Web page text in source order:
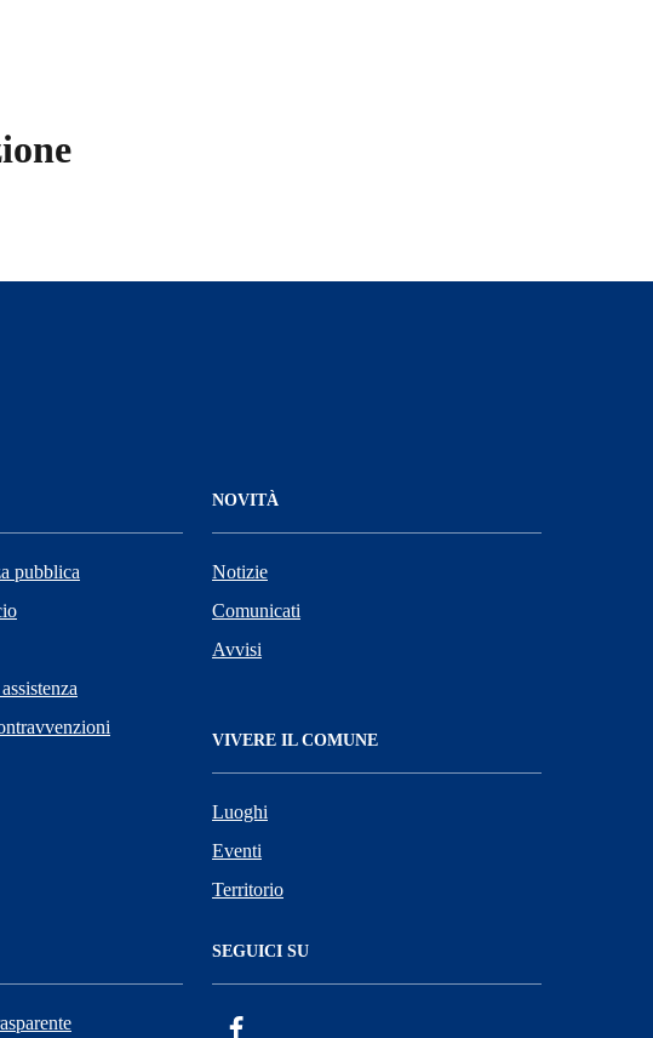
pubblica
NOVITÀ
Notizie
Comunicati
Avvisi
VIVERE IL COMUNE
Luoghi
Eventi
Territorio
SEGUICI SU